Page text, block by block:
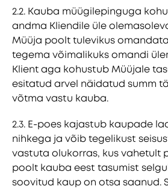
2.2. Kauba müügilepinguga
andma Kliendile üle
Müüja poolt tulevikus
tegema võimalikuks omandi
Klient aga kohustub Müüjale
esitatud arvel näidatud summ
võtma vastu kauba.
2.3. E-poes kajastub kaupade
nihkega ja võib tegelikust
vastuta olukorras, kus vahetult
poolt kauba eest tasumist
soovitud kaup on otsa saanud.